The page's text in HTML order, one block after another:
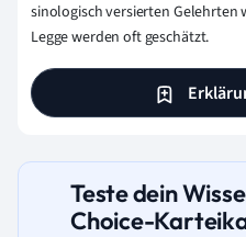
sinologisch versierten Gelehrten
Legge werden oft geschätzt.
Teste dein
Choice-